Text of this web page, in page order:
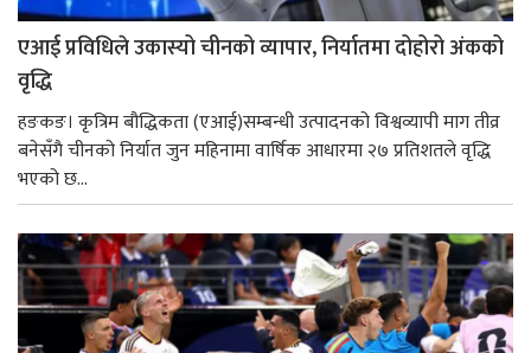
एआई प्रविधिले उकास्यो चीनको व्यापार, निर्यातमा दोहोरो अंकको
वृद्धि
हङकङ। कृत्रिम बौद्धिकता (एआई)सम्बन्धी उत्पादनको विश्वव्यापी माग तीव्र
बनेसँगै चीनको निर्यात जुन महिनामा वार्षिक आधारमा २७ प्रतिशतले वृद्धि
भएको छ...